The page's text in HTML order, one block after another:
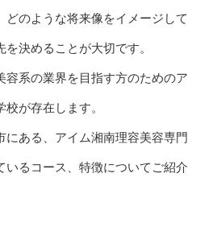
どのような将来像をイメージして
決めることが大切です。
容系の業界を目指す方のためのア
が存在します。
にある、アイム湘南理容美容専門
いるコース、特徴についてご紹介